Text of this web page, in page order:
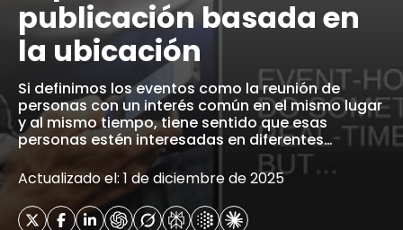
publicación basada en
la ubicación
Si definimos los eventos como la reunión de
personas con un interés común en el mismo lugar
y al mismo tiempo, tiene sentido que esas
personas estén interesadas en diferentes…
Actualizado el: 1 de diciembre de 2025